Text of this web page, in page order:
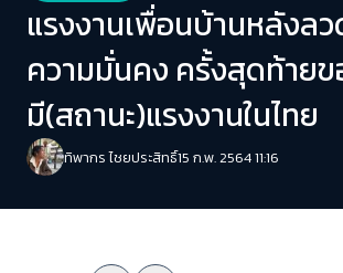
แรงงานเพื่อนบ้านหลังล
ความมั่นคง ครั้งสุดท้ายข
มี(สถานะ)แรงงานในไทย
ทิพากร ไชย​ประสิทธิ์​15 ก.พ. 2564 11:16